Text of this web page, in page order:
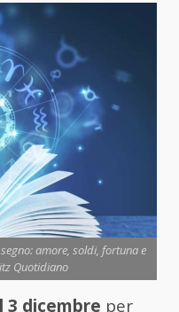
amore, soldi, fortuna e
Quotidiano
3 dicembre per